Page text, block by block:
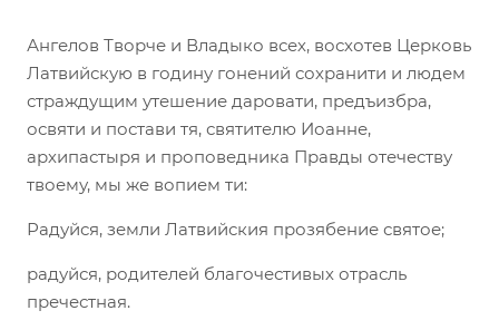
Ангелов Творче и Владыко всех, восхотев Церковь
Латвийскую в годину гонений сохранити и людем
страждущим утешение даровати, предъизбра,
освяти и постави тя, святителю Иоанне,
архипастыря и проповедника Правды отечеству
твоему, мы же вопием ти:
Радуйся, земли Латвийския прозябение святое;
радуйся, родителей благочестивых отрасль
пречестная.